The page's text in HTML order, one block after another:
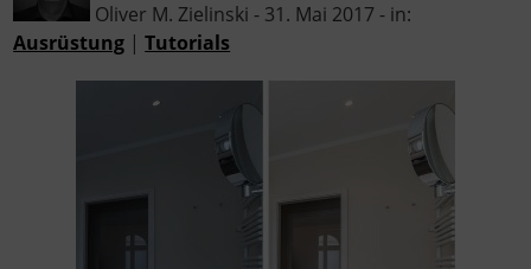
Oliver M. Zielinski - 31. Mai 2017 - in:
Ausrüstung |Tutorials